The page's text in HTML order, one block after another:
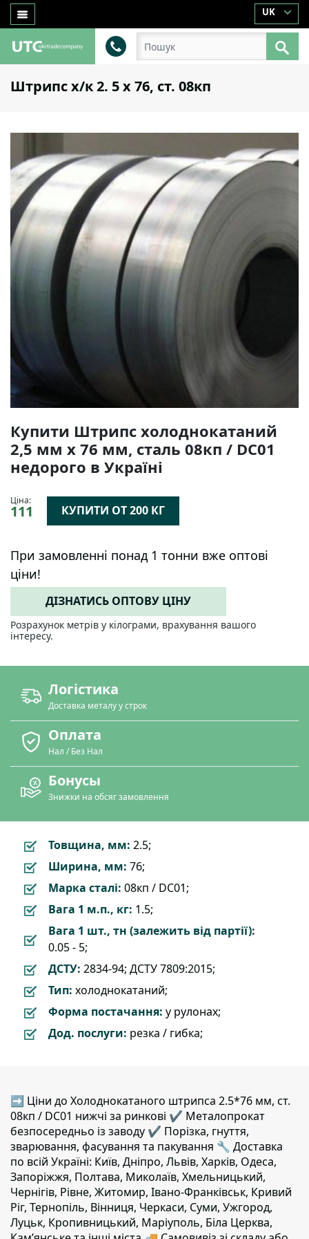
UK
Штрипс х/к 2. 5 х 76, ст. 08кп
Купити Штрипс холоднокатаний
2,5 мм х 76 мм, сталь 08кп / DC01
недорого в Україні
Ціна:
111 КУПИТИ ОТ 200 КГ
При замовленні понад 1 тонни вже оптові
ціни!
ДІЗНАТИСЬ ОПТОВУ ЦІНУ
Розрахунок метрів у кілограми, врахування вашого
інтересу.
Логістика
Доставка металу у строк
Оплата
Нал / Без Нал
Бонусы
Знижки на обсяг замовлення
Товщина, мм: 2.5;
Ширина, мм: 76;
Марка сталі: 08кп / DC01;
Вага 1 м.п., кг: 1.5;
Вага 1 шт., тн (залежить від партії):
0.05 - 5;
ДСТУ: 2834-94; ДСТУ 7809:2015;
Тип: холоднокатаний;
Форма постачання: у рулонах;
Дод. послуги: резка / гибка;
➡ Ціни до Холоднокатаного штрипса 2.5*76 мм, ст.
08кп / DC01 нижчі за ринкові ✔️ Металопрокат
безпосередньо із заводу ✔️ Порізка, гнуття,
зварювання, фасування та пакування 🔧 Доставка
по всій Україні: Київ, Дніпро, Львів, Харків, Одеса,
Запоріжжя, Полтава, Миколаїв, Хмельницький,
Чернігів, Рівне, Житомир, Івано-Франківськ, Кривий
Ріг, Тернопіль, Вінниця, Черкаси, Суми, Ужгород,
Луцьк, Кропивницький, Маріуполь, Біла Церква,